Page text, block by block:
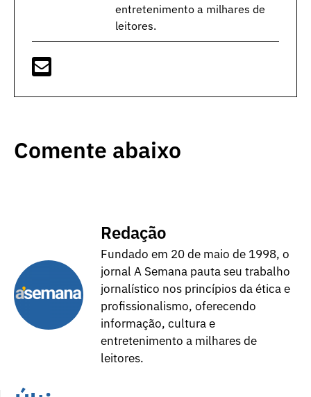
entretenimento a milhares de
leitores.
Comente abaixo
Redação
Fundado em 20 de maio de 1998, o
jornal A Semana pauta seu trabalho
jornalístico nos princípios da ética e
profissionalismo, oferecendo
informação, cultura e
entretenimento a milhares de
leitores.